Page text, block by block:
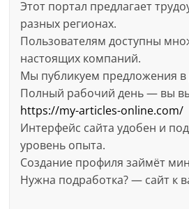
Этот портал предлагает
разных регионах.
Пользователям доступны
настоящих компаний.
Мы публикуем предложения в
Полный рабочий день — вы
https://my-articles-online.com/
Интерфейс сайта удобен и
уровень опыта.
Создание профиля займёт
Нужна подработка? — сайт к